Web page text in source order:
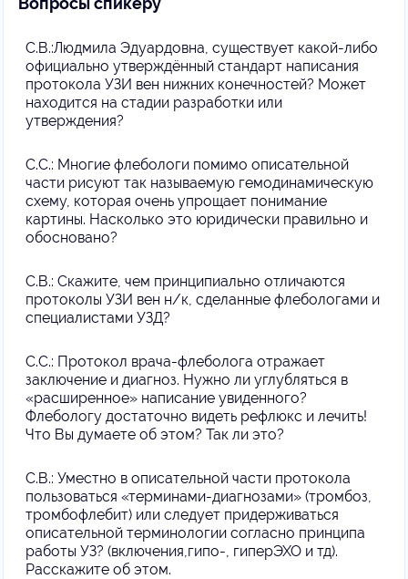
С.В.:Людмила Эдуардовна, существует какой-либо
официально утверждённый стандарт написания
протокола УЗИ вен нижних конечностей? Может
находится на стадии разработки или
утверждения?
С.С.: Многие флебологи помимо описательной
части рисуют так называемую гемодинамическую
схему, которая очень упрощает понимание
картины. Насколько это юридически правильно и
обосновано?
С.В.: Скажите, чем принципиально отличаются
протоколы УЗИ вен н/к, сделанные флебологами и
специалистами УЗД?
С.С.: Протокол врача-флеболога отражает
заключение и диагноз. Нужно ли углубляться в
«расширенное» написание увиденного?
Флебологу достаточно видеть рефлюкс и лечить!
Что Вы думаете об этом? Так ли это?
С.В.: Уместно в описательной части протокола
пользоваться «терминами-диагнозами» (тромбоз,
тромбофлебит) или следует придерживаться
описательной терминологии согласно принципа
работы УЗ? (включения,гипо-, гиперЭХО и тд).
Расскажите об этом.